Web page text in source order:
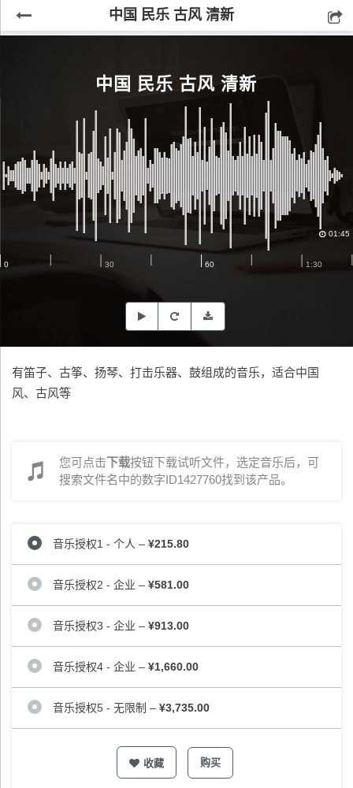
中国 民乐 古风 清新
中国 民乐 古风 清新
01:45
有笛子、古筝、扬琴、打击乐器、鼓组成的音乐，适合中国
风、古风等
您可点击下载按钮下载试听文件，选定音乐后，可
搜索文件名中的数字ID1427760找到该产品。
音乐授权1 - 个人 – ¥215.80
音乐授权2 - 企业 – ¥581.00
音乐授权3 - 企业 – ¥913.00
音乐授权4 - 企业 – ¥1,660.00
音乐授权5 - 无限制 – ¥3,735.00
收藏 购买